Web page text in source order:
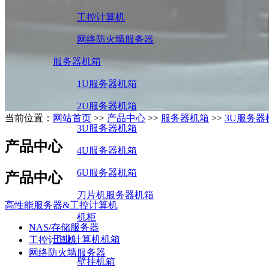
工控计算机
网络防火墙服务器
服务器机箱
1U服务器机箱
2U服务器机箱
3U服务器机箱
4U服务器机箱
6U服务器机箱
刀片机服务器机箱
机柜
工业计算机机箱
壁挂机箱
当前位置： 网站首页 >> 产品中心 >> 服务器机箱 >> 3U服务器
产品中心
产品中心
高性能服务器&工控计算机
NAS/存储服务器
工控计算机
网络防火墙服务器